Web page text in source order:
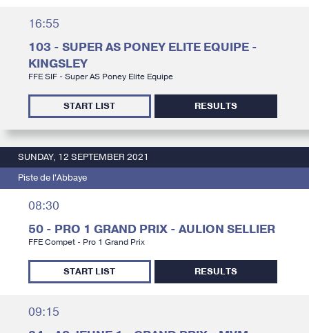
16:55
103 - SUPER AS PONEY ELITE EQUIPE -
KINGSLEY
FFE SIF - Super AS Poney Elite Equipe
START LIST RESULTS
SUNDAY, 12 SEPTEMBER 2021
Piste de l'Abbaye
08:30
50 - PRO 1 GRAND PRIX - AULION SELLIER
FFE Compet - Pro 1 Grand Prix
START LIST RESULTS
09:15